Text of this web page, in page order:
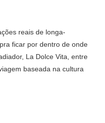
reais de longa-
ficar por dentro de onde
La Dolce Vita, entre
baseada na cultura